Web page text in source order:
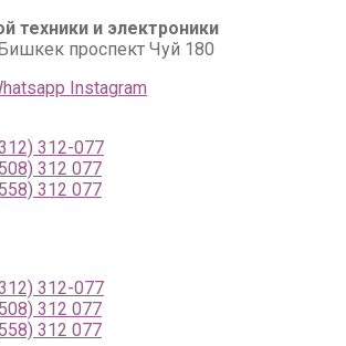
техники и электроники
проспект Чуй 180
Instagram
312-077
312 077
312 077
312-077
312 077
312 077